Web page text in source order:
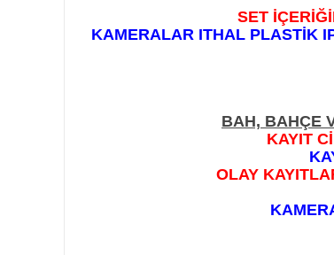
SET
KAMERALAR ITHAL PLASTİK
BAH, BAHÇE
KAYIT
OLAY